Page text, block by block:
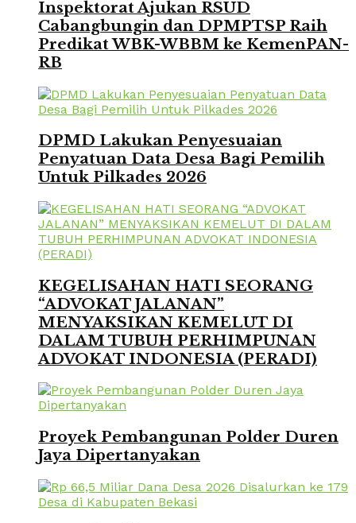
Inspektorat Ajukan RSUD
Cabangbungin dan DPMPTSP Raih
Predikat WBK-WBBM ke KemenPAN-
RB
DPMD Lakukan Penyesuaian
Penyatuan Data Desa Bagi Pemilih
Untuk Pilkades 2026
KEGELISAHAN HATI SEORANG
“ADVOKAT JALANAN”
MENYAKSIKAN KEMELUT DI
DALAM TUBUH PERHIMPUNAN
ADVOKAT INDONESIA (PERADI)
Proyek Pembangunan Polder Duren
Jaya Dipertanyakan